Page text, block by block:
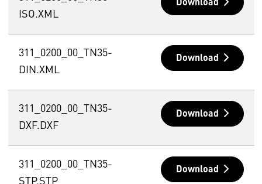
ISO.XML
Download
311_0200_00_TN35-
DIN.XML
Download
311_0200_00_TN35-
DXF.DXF
Download
311_0200_00_TN35-
Download